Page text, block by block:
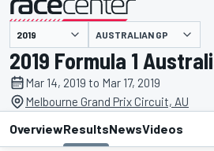
presented by AUSTRALIAN GP
2019 Formula 1
Mar 14, 2019 to Mar 17, 2019
Melbourne Grand Prix Circuit, AU
OverviewResultsNewsVideos